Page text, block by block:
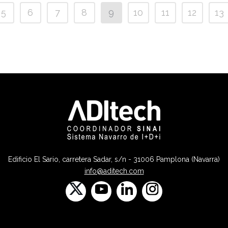
5 6 7 8 9 10 11 12 13
Edificio El Sario, carretera Sadar, s/n - 31006 Pamplona (Navarra)
info@aditech.com